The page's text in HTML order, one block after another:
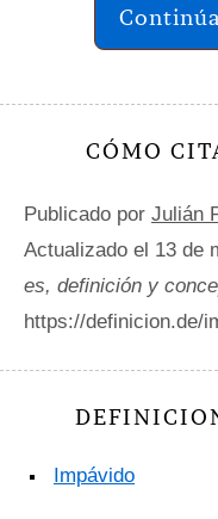
CÓMO
Publicado por Julián
Actualizado el 13 de
es, definición y
https://definicion.de/
Impávido